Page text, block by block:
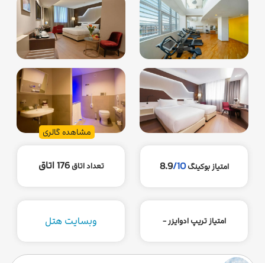
مشاهده گالری
امتیاز بوکینگ 8.9/10 تعداد اتاق176 اتاق
امتیاز تریپ ادوایزر - وبسایت هتل